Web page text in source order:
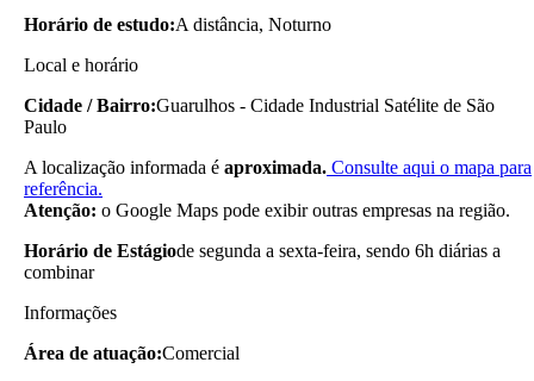
Horário de estudo:A distância, Noturno
Local e horário
Cidade / Bairro:Guarulhos - Cidade Industrial Satélite de São
Paulo
A localização informada é aproximada. Consulte aqui o mapa para
referência.
Atenção: o Google Maps pode exibir outras empresas na região.
Horário de Estágiode segunda a sexta-feira, sendo 6h diárias a
combinar
Informações
Área de atuação:Comercial